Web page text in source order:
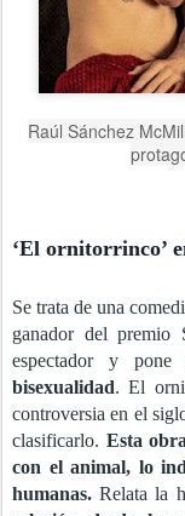
Raúl Sánchez
‘El ornitorrinco’
Se trata de una
ganador del
espectador y
bisexualidad. El
controversia en el
clasificarlo. Esta
con el animal, lo
humanas. Relata la